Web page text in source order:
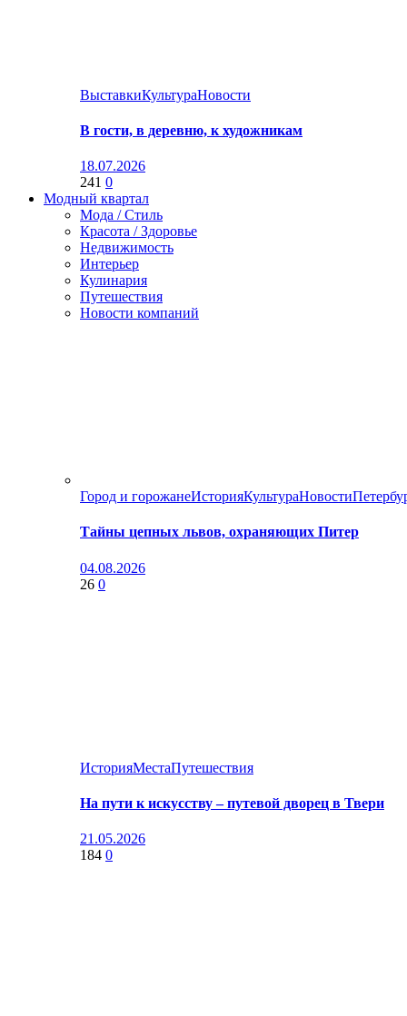
ВыставкиКультураНовости
В гости, в деревню, к художникам
18.07.2026
241 0
Модный квартал
Мода / Стиль
Красота / Здоровье
Недвижимость
Интерьер
Кулинария
Путешествия
Новости компаний
Город и горожанеИсторияКультураНовости
Тайны цепных львов, охраняющих Питер
04.08.2026
26 0
ИсторияМестаПутешествия
На пути к искусству – путевой дворец в Твери
21.05.2026
184 0